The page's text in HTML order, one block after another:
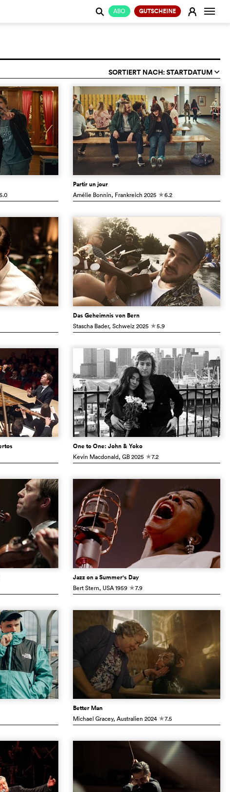
ABO GUTSCHEINE E
j
SORTIERT NACH: STARTDATUM q
Partir un jour
Amélie Bonnin, Frankreich 2025 c6.2
Das Geheimnis von Bern
Stascha Bader, Schweiz2025 c5.9
One to One: John & Yoko
Kevin Macdonald, GB2025 c7.2
Jazz on a Summer's Day
Bert Stern, USA1959 c7.9
Better Man
Michael Gracey, Australien 2024 c7.5